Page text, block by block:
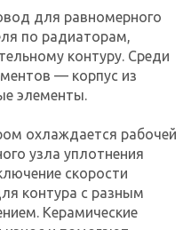
для равномерного
по радиаторам,
контуру. Среди
— корпус из
элементы.
охлаждается рабочей
узла уплотнения
скорости
контура с разным
Керамические